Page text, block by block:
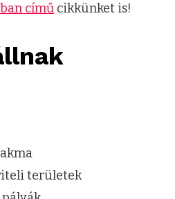
című cikkünket is!
területek